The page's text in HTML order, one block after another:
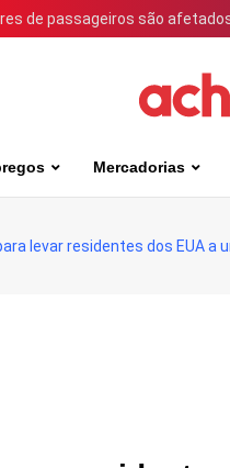
de passageiros são
Mercadorias
levar residentes dos EUA a